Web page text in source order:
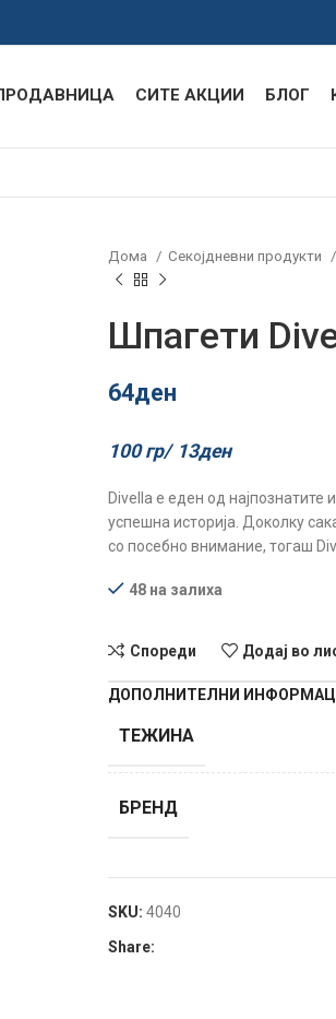
СИТЕ АКЦИИ БЛОГ
Дома Секојдневни продукти
Шпагети
64ден
100 гр/ 13ден
Divella e eден од најпознатите
успешна историја. Доколку
со посебно внимание, тогаш
48 на залиха
Спореди Додај во
ДОПОЛНИТЕЛНИ
ТЕЖИНА
БРЕНД
SKU: 4040
Share: